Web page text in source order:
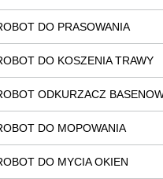
DO PRASOWANIA
DO KOSZENIA TRAWY
ODKURZACZ
DO MOPOWANIA
DO MYCIA OKIEN